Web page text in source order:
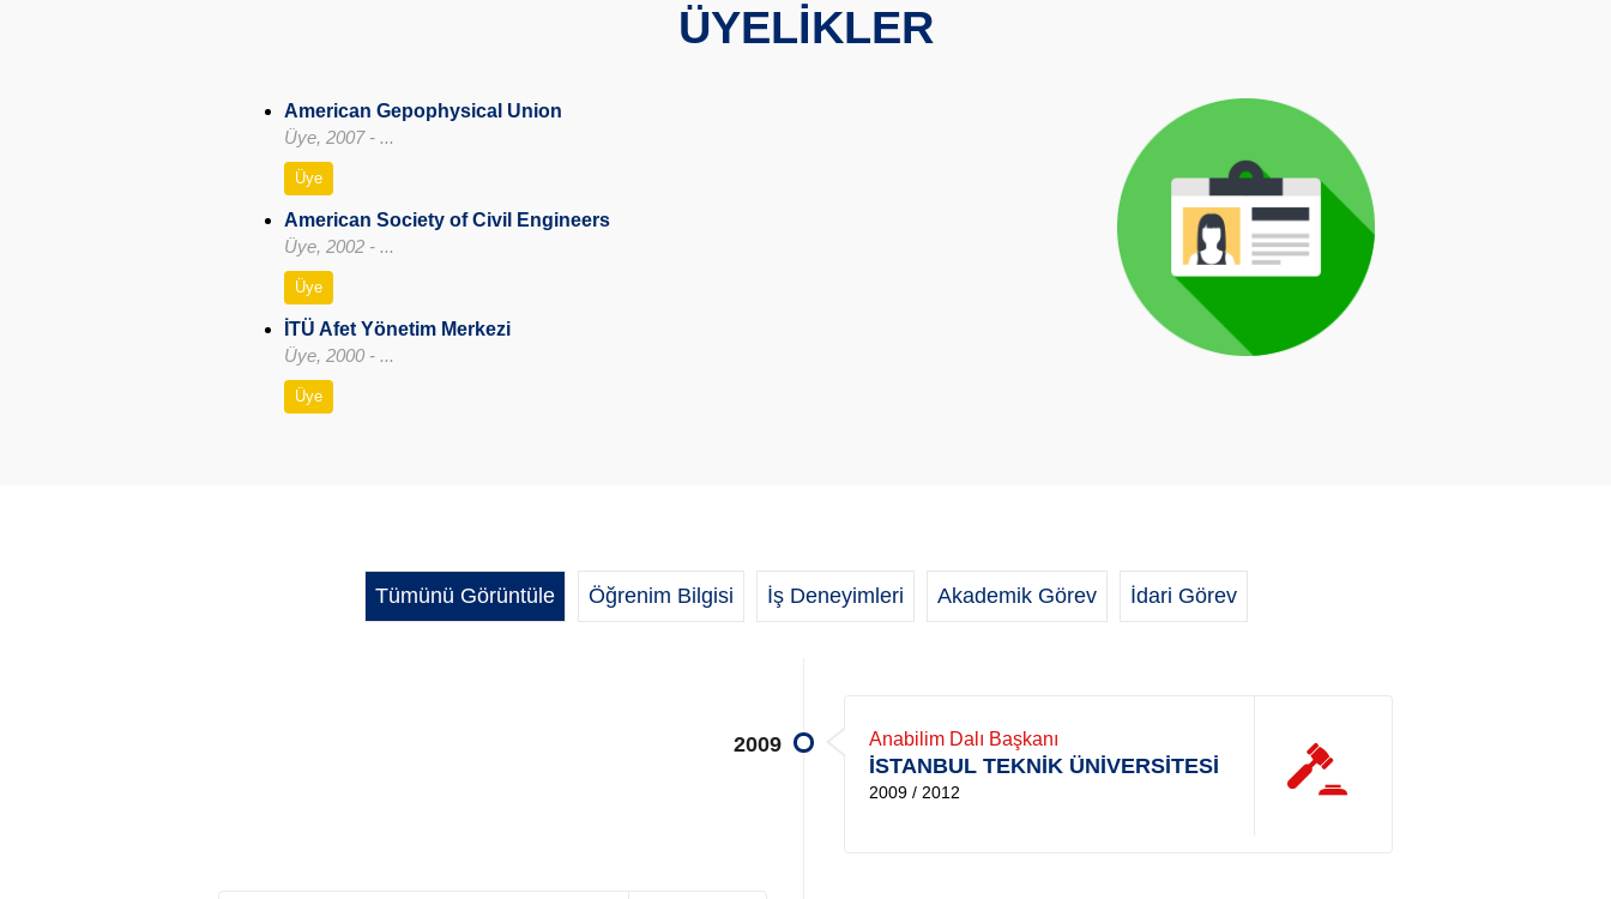
ÜYELİKLER
American Gepophysical Union
Üye, 2007 - ...
Üye
American Society of Civil Engineers
Üye, 2002 - ...
Üye
İTÜ Afet Yönetim Merkezi
Üye, 2000 - ...
Üye
Tümünü Görüntüle Öğrenim Bilgisi İş Deneyimleri Akademik Görev İdari Görev
2009 Anabilim Dalı Başkanı
İSTANBUL TEKNİK ÜNİVERSİTESİ
2009 / 2012